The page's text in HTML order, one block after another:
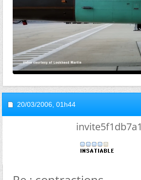
20/03/2006, 01h44
invite5f1db7a1